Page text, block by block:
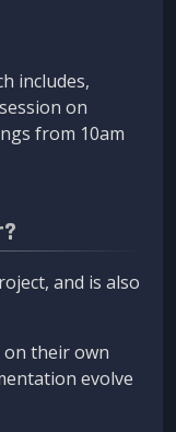
includes,
on
from 10am
and is also
their own
evolve